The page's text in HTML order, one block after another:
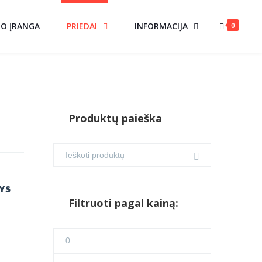
0
ĮRANGA PRIEDAI INFORMACIJA
Produktų paieška
Filtruoti pagal kainą: